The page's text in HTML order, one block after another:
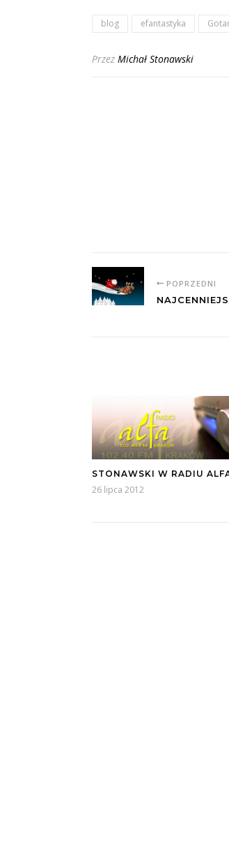
blog efantastyka
Przez Michał Stonawski
POPRZEDNI
STONAWSKI W RADIU
26 lipca 2012